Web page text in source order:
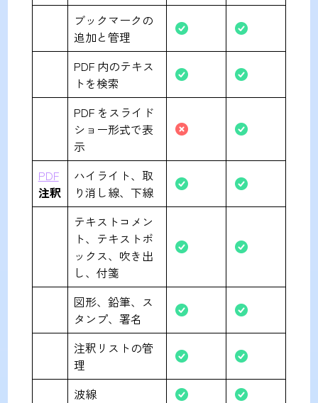
ブックマークの
追加と管理
PDF 内のテキス
トを検索
PDF をスライド
ショー形式で表
示
PDF
注釈
ハイライト、取
り消し線、下線
テキストコメン
ト、テキストボ
ックス、吹き出
し、付箋
図形、鉛筆、ス
タンプ、署名
注釈リストの管
理
波線